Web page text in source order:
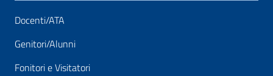
Docenti/ATA
Genitori/Alunni
Fonitori e Visitatori